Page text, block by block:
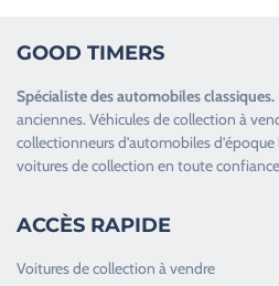
GOOD TIMERS
Spécialiste desautomobiles classiques.
anciennes.Véhicules de collection à
collectionneurs d’automobiles d’époque
voitures de collection en toute
ACCÈS RAPIDE
Voitures de collection à vendre